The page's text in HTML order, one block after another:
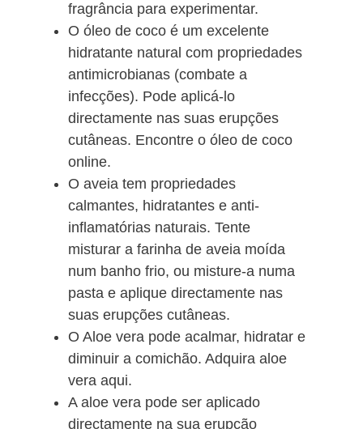
fragrância para experimentar.
O óleo de coco é um excelente
hidratante natural com propriedades
antimicrobianas (combate a
infecções). Pode aplicá-lo
directamente nas suas erupções
cutâneas. Encontre o óleo de coco
online.
O aveia tem propriedades
calmantes, hidratantes e anti-
inflamatórias naturais. Tente
misturar a farinha de aveia moída
num banho frio, ou misture-a numa
pasta e aplique directamente nas
suas erupções cutâneas.
O Aloe vera pode acalmar, hidratar e
diminuir a comichão. Adquira aloe
vera aqui.
A aloe vera pode ser aplicado
directamente na sua erupção